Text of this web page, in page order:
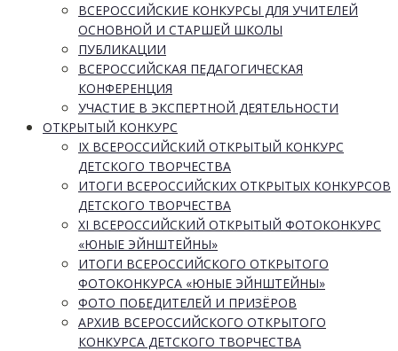
ВСЕРОССИЙСКИЕ КОНКУРСЫ ДЛЯ УЧИТЕЛЕЙ
ОСНОВНОЙ И СТАРШЕЙ ШКОЛЫ
ПУБЛИКАЦИИ
ВСЕРОССИЙСКАЯ ПЕДАГОГИЧЕСКАЯ
КОНФЕРЕНЦИЯ
УЧАСТИЕ В ЭКСПЕРТНОЙ ДЕЯТЕЛЬНОСТИ
ОТКРЫТЫЙ КОНКУРС
IX ВСЕРОССИЙСКИЙ ОТКРЫТЫЙ КОНКУРС
ДЕТСКОГО ТВОРЧЕСТВА
ИТОГИ ВСЕРОССИЙСКИХ ОТКРЫТЫХ КОНКУРСОВ
ДЕТСКОГО ТВОРЧЕСТВА
XI ВСЕРОССИЙСКИЙ ОТКРЫТЫЙ ФОТОКОНКУРС
«ЮНЫЕ ЭЙНШТЕЙНЫ»
ИТОГИ ВСЕРОССИЙСКОГО ОТКРЫТОГО
ФОТОКОНКУРСА «ЮНЫЕ ЭЙНШТЕЙНЫ»
ФОТО ПОБЕДИТЕЛЕЙ И ПРИЗЁРОВ
АРХИВ ВСЕРОССИЙСКОГО ОТКРЫТОГО
КОНКУРСА ДЕТСКОГО ТВОРЧЕСТВА